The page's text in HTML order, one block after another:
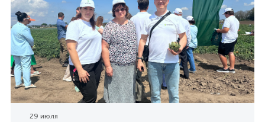
29 июля